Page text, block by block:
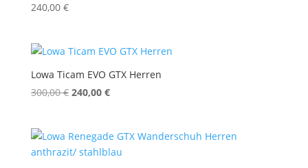
240,00 €
Lowa Ticam EVO GTX Herren
300,00€ Ursprünglicher
300,00 €
240,00 €Aktueller
240,00 €.